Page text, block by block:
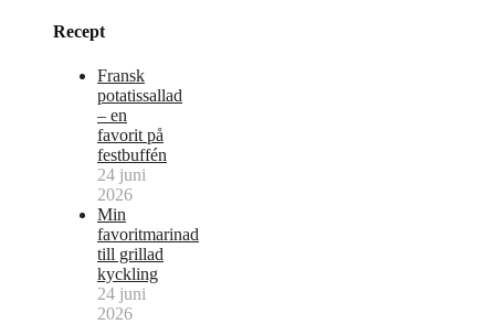
Recept
Fransk
potatissallad
– en
favorit på
festbuffén
24 juni
2026
Min
favoritmarinad
till grillad
kyckling
24 juni
2026